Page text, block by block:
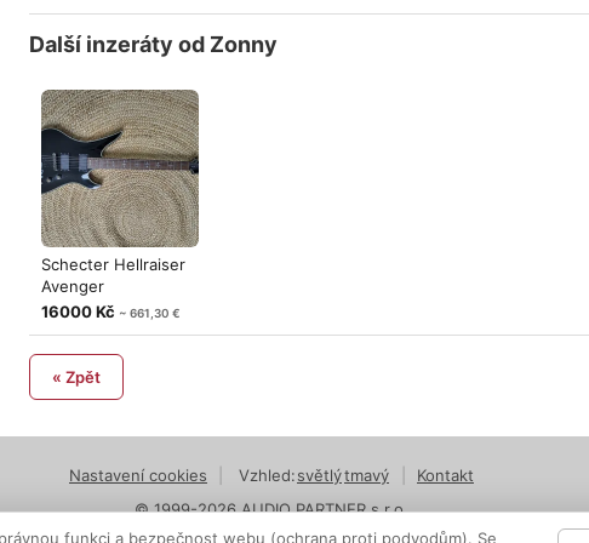
Další inzeráty od Zonny
Schecter Hellraiser
Avenger
16000 Kč ~ 661,30 €
« Zpět
Nastavení cookies Vzhled:světlýtmavý
Kontakt
© 1999-2026 AUDIO PARTNER s.r.o.
funkci a bezpečnost webu (ochrana proti podvodům). Se